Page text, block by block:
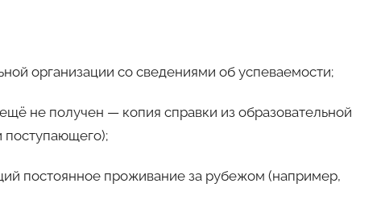
организации со сведениями об успеваемости;
ещё не получен — копия справки из образовательной
поступающего);
постоянное проживание за рубежом (например,